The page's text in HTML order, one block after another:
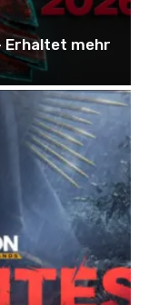
Erhaltet mehr